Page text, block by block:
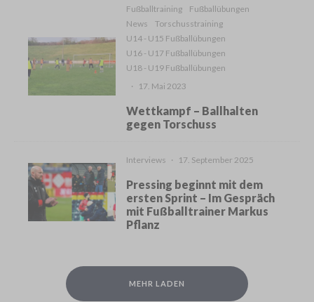
Fußballtraining
Fußballübungen
News
Torschusstraining
U14 - U15 Fußballübungen
U16 - U17 Fußballübungen
U18 - U19 Fußballübungen
·
17. Mai 2023
Wettkampf – Ballhalten
gegen Torschuss
Interviews · 17. September 2025
Pressing beginnt mit dem
ersten Sprint – Im Gespräch
mit Fußballtrainer Markus
Pflanz
MEHR LADEN